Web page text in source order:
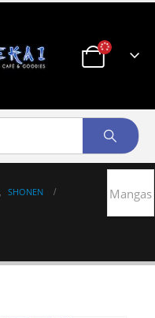
SHONEN
Mangas